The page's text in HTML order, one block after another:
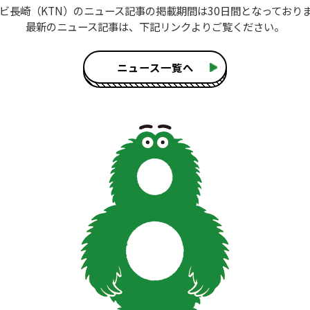
長崎（KTN）のニュース記事の掲載期間は30日間となっており
最新のニュース記事は、 下記リンクよりご覧ください。
ニュース一覧へ